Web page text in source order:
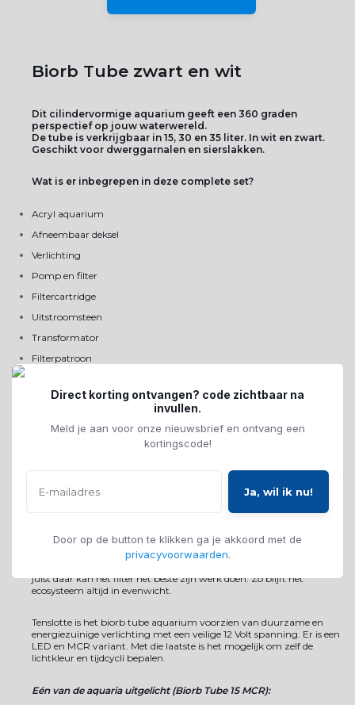
Direct korting ontvangen? code zichtbaar na
invullen.
Meld je aan voor onze nieuwsbrief en ontvang een
kortingscode!
Ja, wil ik nu!
Door op de button te klikken ga je akkoord met de
privacyvoorwaarden.
Biorb Tube zwart en wit
Dit cilindervormige aquarium geeft een 360 graden
perspectief op jouw waterwereld.
De tube is verkrijgbaar in 15, 30 en 35 liter. In wit en zwart.
Geschikt voor dwerggarnalen en sierslakken.
Wat is er inbegrepen in deze complete set?
Acryl aquarium
Afneembaar deksel
Verlichting
Pomp en filter
Filtercartridge
Uitstroomsteen
Transformator
Filterpatroon
Waterbehandeling
De biorb tube is gemaakt van extreem helder en lichtgewicht acryl.
vliegtuig voorruiten gebruikt. Een ander voordeel van acryl is dat het
de isolerend werkt, het warmteverlies is gering.
Installatie is kinderspel! In enkele stappen is het aquarium klaar voor
gebruik. Ook het onderhoud is vrijwel moeiteloos dankzij het
juist daar kan het filter het beste zijn werk doen. Zo blijft het
ecosysteem altijd in evenwicht.
Tenslotte is het biorb tube aquarium voorzien van duurzame en
energiezuinige verlichting met een veilige 12 Volt spanning. Er is een
LED en MCR variant. Met die laatste is het mogelijk om zelf de
lichtkleur en tijdcycli bepalen.
Eén van de aquaria uitgelicht (Biorb Tube 15 MCR):